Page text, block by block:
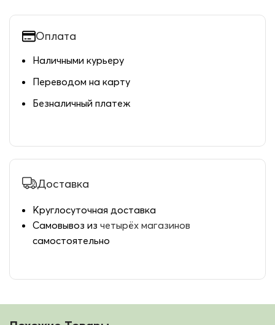
Оплата
Наличными курьеру
Переводом на карту
Безналичный платеж
Доставка
Круглосуточная доставка
Самовывоз из четырёх магазинов
самостоятельно